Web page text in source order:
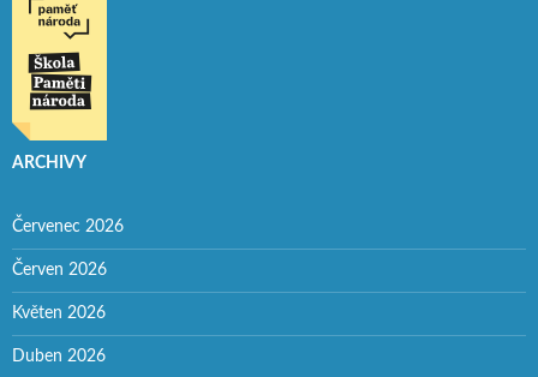
ARCHIVY
Červenec 2026
Červen 2026
Květen 2026
Duben 2026